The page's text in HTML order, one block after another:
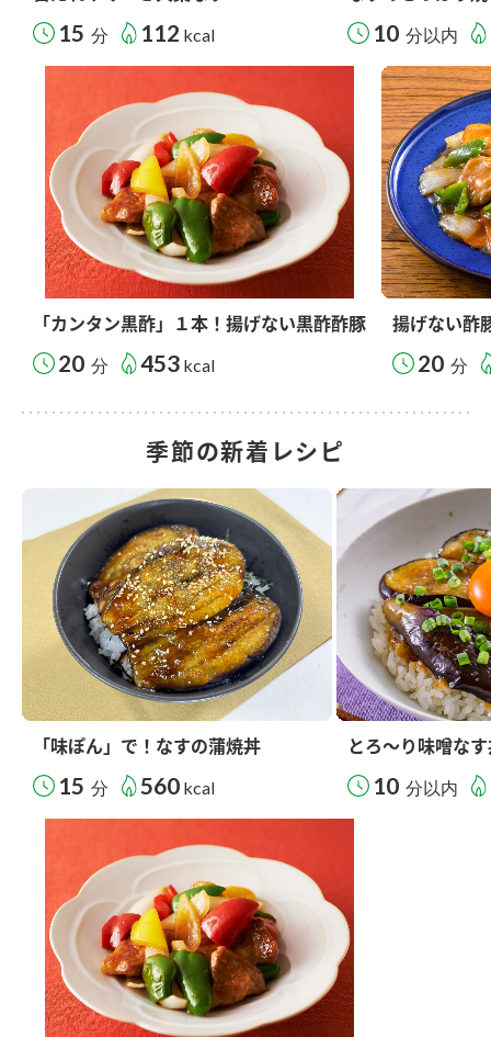
15 分 112 kcal 10 分以内
「カンタン黒酢」１本！揚げない黒酢酢豚
20 分 453 kcal
揚げない酢
20 分
季節の新着レシピ
「味ぽん」で！なすの蒲焼丼
15 分 560 kcal
とろ～り味噌な
10 分以内